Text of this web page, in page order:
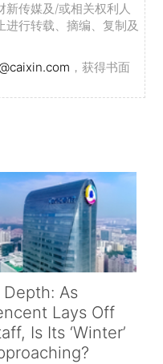
新传媒及/或相关权利人
行转载、摘编、复制及
，获得书面
Depth: As
Lays Off
Is Its ‘Winter’